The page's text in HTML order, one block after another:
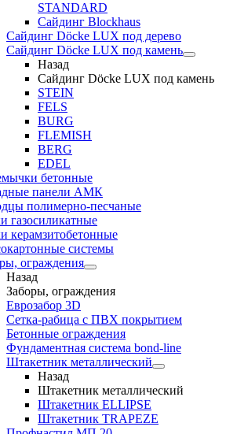
STANDARD
Сайдинг Blockhaus
Сайдинг Döcke LUX под дерево
Сайдинг Döcke LUX под камень
Назад
Сайдинг Döcke LUX под камень
STEIN
FELS
BURG
FLEMISH
BERG
EDEL
бетонные
панели АМК
полимерно-песчаные
газосиликатные
керамзитобетонные
системы
ограждения
Назад
Заборы, ограждения
Еврозабор 3D
Сетка-рабица с ПВХ покрытием
Бетонные ограждения
Фундаментная система bond-line
Штакетник металлический
Назад
Штакетник металлический
Штакетник ELLIPSE
Штакетник TRAPEZE